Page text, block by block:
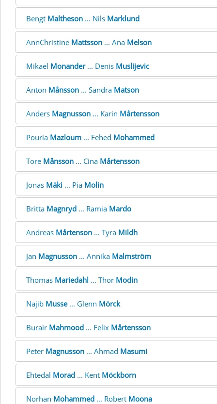
Bengt Maltheson ... Nils Marklund
AnnChristine Mattsson ... Ana Melson
Mikael Monander... Denis Muslijevic
Anton Månsson ... Sandra Matson
Anders Magnusson ... Karin Mårtensson
Pouria Mazloum ... Fehed Mohammed
Tore Månsson ... Cina Mårtensson
Jonas Mäki ... Pia Molin
Britta Magnryd ... Ramia Mardo
Andreas Mårtenson ... Tyra Mildh
Jan Magnusson ... Annika Malmström
Thomas Mariedahl ... Thor Modin
Najib Musse... Glenn Mörck
Burair Mahmood ... Felix Mårtensson
Peter Magnusson ... Ahmad Masumi
Ehtedal Morad ... Kent Möckborn
Norhan Mohammed ... Robert Moona